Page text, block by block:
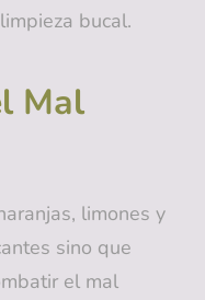
bucal.
Mal
limones y
sino que
el mal